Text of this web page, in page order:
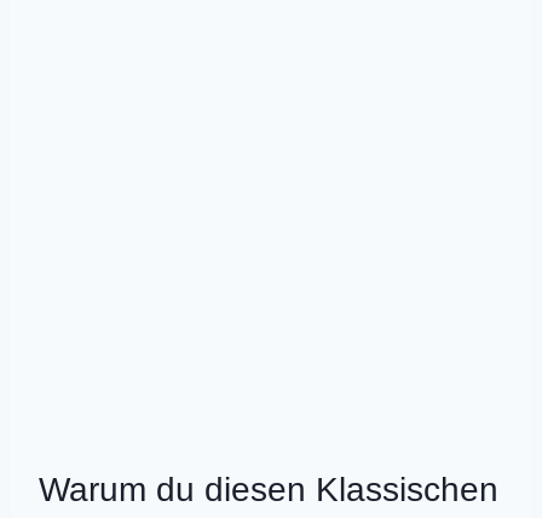
Warum du diesen Klassischen